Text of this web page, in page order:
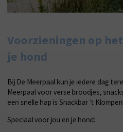
Voorzieningen op
je hond
Bij De Meerpaal kun je iedere dag
Meerpaal voor verse broodjes,
een snelle hap is Snackbar 't
Speciaal voor jou en je hond: